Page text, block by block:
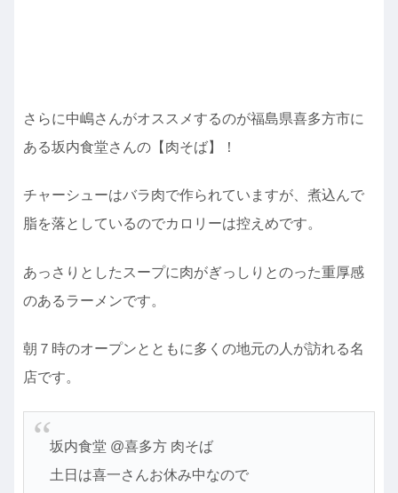
さらに中嶋さんがオススメするのが福島県喜多方市に
ある坂内食堂さんの【肉そば】！
チャーシューはバラ肉で作られていますが、煮込んで
脂を落としているのでカロリーは控えめです。
あっさりとしたスープに肉がぎっしりとのった重厚感
のあるラーメンです。
朝７時のオープンとともに多くの地元の人が訪れる名
店です。
坂内食堂 @喜多方 肉そば
土日は喜一さんお休み中なので